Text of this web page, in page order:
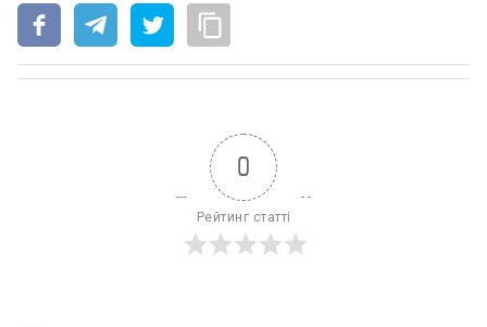
0
Рейтинг статті